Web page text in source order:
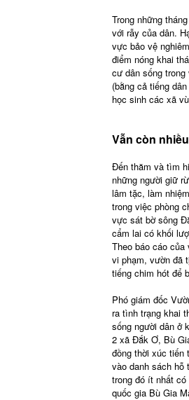
Trong những
với rẫy của dân.
vực bảo vệ
điểm nóng khai
cư dân sống
(bằng cả tiếng
học sinh các xã
Vẫn còn
Đến thăm và tìm
những người giữ
lâm tặc, làm
trong việc phòng
vực sát bờ sông
cẩm lai có khối
Theo báo cáo
vi phạm, vườn đã
tiếng chim hót để
Phó giám đốc
ra tình trạng khai
sống người dân ở
2 xã Đắk Ơ, Bù
đồng thời xúc tiến
vào danh sách hỗ
trong đó ít nhất
quốc gia Bù Gia